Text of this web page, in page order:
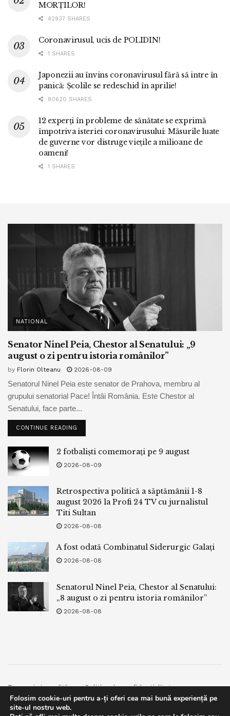
MORȚILOR!
42937 SHARES
Coronavirusul, ucis de POLIDIN!
1 SHARES
Japonezii au învins coronavirusul fără să intre în
panică: Școlile se redeschid în aprilie!
80620 SHARES
12 experți în probleme de sănătate se exprimă
împotriva isteriei coronavirusului: Măsurile luate
de guverne vor distruge viețile a milioane de
oameni!
1 SHARES
NATIONAL
Senator Ninel Peia, Chestor al Senatului: „9
august o zi pentru istoria românilor”
by Florin Olteanu 2026-08-09
Senatorul Ninel Peia este senator de Prahova, membru al
grupului senatorial Pace! Întâi România. Este Chestor al
Senatului, face parte...
CONTINUE READING
2 fotbaliști comemorați pe 9 august
2026-08-09
Retrospectiva politică a săptămânii 1-8
august 2026 la Profi 24 TV cu jurnalistul
Titi Sultan
2026-08-08
A fost odată Combinatul Siderurgic Galați
2026-08-08
Senatorul Ninel Peia, Chestor al Senatului:
„8 august o zi pentru istoria românilor”
2026-08-08
Termeni si conditii
Politica de confidentialitate
Facebook
Contact
Folosim cookie-uri pentru a-ți oferi cea mai bună experiență pe
site-ul nostru web.